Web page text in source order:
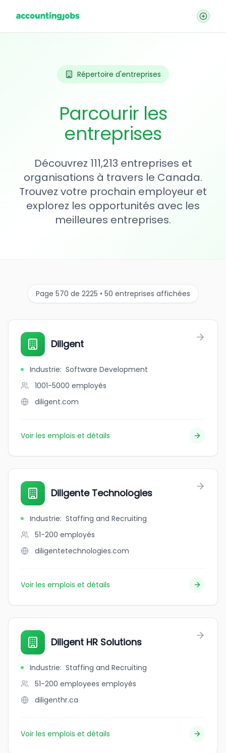
Répertoire d'entreprises
Parcourir les
entreprises
Découvrez 111,213 entreprises et
organisations à travers le Canada.
Trouvez votre prochain employeur et
explorez les opportunités avec les
meilleures entreprises.
Page 570 de 2225 • 50 entreprises affichées
Diligent
Industrie: Software Development
1001-5000 employés
diligent.com
Voir les emplois et détails
Diligente Technologies
Industrie: Staffing and Recruiting
51-200 employés
diligentetechnologies.com
Voir les emplois et détails
Diligent HR Solutions
Industrie: Staffing and Recruiting
51-200 employees employés
diligenthr.ca
Voir les emplois et détails